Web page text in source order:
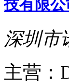
深圳市
主营：